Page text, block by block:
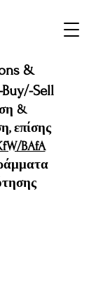
&
Sell
&
επίσης
BAfA